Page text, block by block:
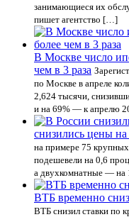
занимающиеся их
пишет агентство […]
В Москве число
чем в 3 раза
по Москве в апреле
2,624 тысячи,
и на 69% — к апрелю
снизились цены
на примере 75
подешевели на 0,6
а двухкомнатные —
ВТБ временно
ВТБ снизил ставки по